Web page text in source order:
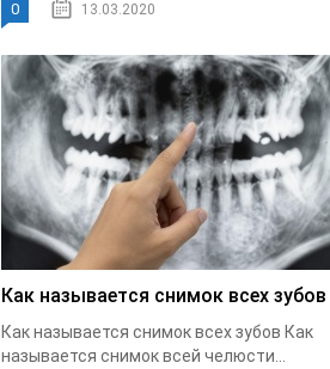
0 13.03.2020
Как называется снимок всех зубов
Как называется снимок всех зубов Как
называется снимок всей челюсти...